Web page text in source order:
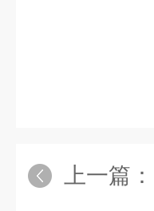
上一篇：